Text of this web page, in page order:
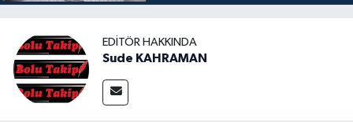
EDITÖR HAKKINDA
Sude KAHRAMAN